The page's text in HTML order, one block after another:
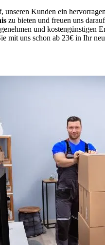
unseren Kunden ein
zu bieten und freuen uns
und kostengünstigen
mit uns schon ab 23€ in Ihr